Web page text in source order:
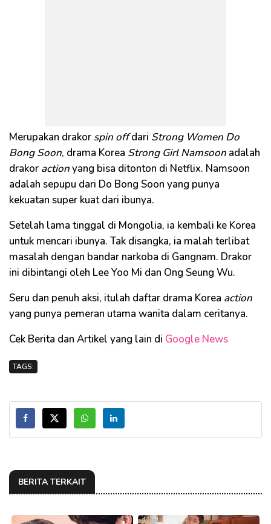
Merupakan drakor spin offdari Strong Women Do
Bong Soon, drama Korea Strong Girl Namsoon adalah
drakor actionyang bisa ditonton di Netflix. Namsoon
adalah sepupu dari Do Bong Soon yang punya
kekuatan super kuat dari ibunya.
Setelah lama tinggal di Mongolia, ia kembali ke Korea
untuk mencari ibunya. Tak disangka, ia malah terlibat
masalah dengan bandar narkoba di Gangnam. Drakor
ini dibintangi oleh Lee Yoo Mi dan Ong Seung Wu.
Seru dan penuh aksi, itulah daftar drama Korea action
yang punya pemeran utama wanita dalam ceritanya.
Cek Berita dan Artikel yang lain di Google News
TAGS:
BERITA TERKAIT